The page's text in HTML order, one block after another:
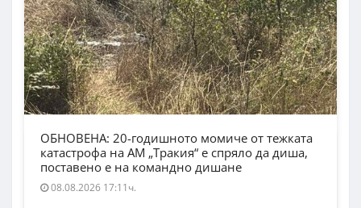
ОБНОВЕНА: 20-годишното момиче от тежката
катастрофа на АМ „Тракия“ е спряло да диша,
поставено е на командно дишане
08.08.2026 17:11ч.